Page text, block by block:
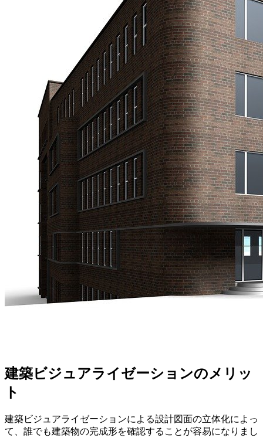
建築ビジュアライゼーションのメリッ
ト
建築ビジュアライゼーションによる設計図面の立体化によっ
て、誰でも建築物の完成形を確認することが容易になりまし